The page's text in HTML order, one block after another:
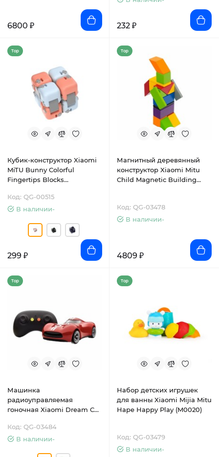
6800 ₽ 232 ₽
Top
Кубик-конструктор Xiaomi
MiTU Bunny Colorful
Fingertips Blocks
Код: QG-00515
В наличии-
299 ₽
Top
Магнитный деревянный
конструктор Xiaomi Mitu
Child Magnetic Building
Код: QG-03478
В наличии-
4809 ₽
Top
Машинка
радиоуправляемая
гоночная Xiaomi Dream Car
Код: QG-03484
В наличии-
Top
Набор детских игрушек
для ванны Xiaomi Mijia Mitu
Hape Happy Play (M0020)
Код: QG-03479
В наличии-